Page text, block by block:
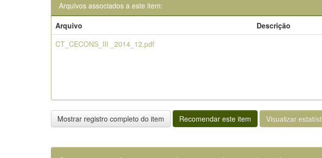
Arquivos associados a este item:
Arquivo
Descrição
CT_CECONS_III _2014_12.pdf
Mostrar registro completo do item Recomendar este item Visualizar